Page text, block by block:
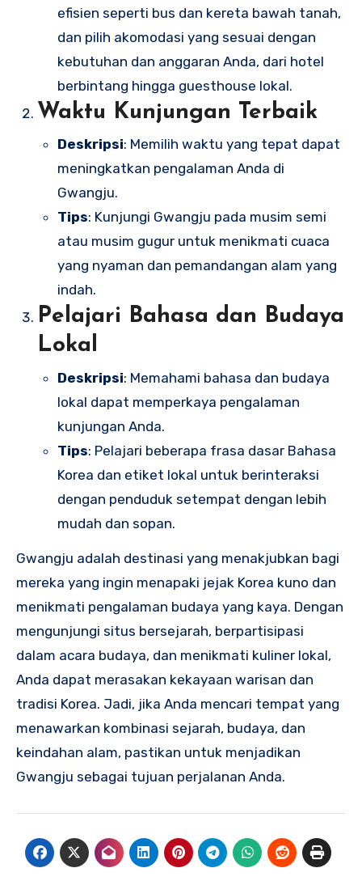
efisien seperti bus dan kereta bawah tanah,
dan pilih akomodasi yang sesuai dengan
kebutuhan dan anggaran Anda, dari hotel
berbintang hingga guesthouse lokal.
Waktu Kunjungan Terbaik
Deskripsi: Memilih waktu yang tepat dapat
meningkatkan pengalaman Anda di
Gwangju.
Tips: Kunjungi Gwangju pada musim semi
atau musim gugur untuk menikmati cuaca
yang nyaman dan pemandangan alam yang
indah.
Pelajari Bahasa dan Budaya
Lokal
Deskripsi: Memahami bahasa dan budaya
lokal dapat memperkaya pengalaman
kunjungan Anda.
Tips: Pelajari beberapa frasa dasar Bahasa
Korea dan etiket lokal untuk berinteraksi
dengan penduduk setempat dengan lebih
mudah dan sopan.
Gwangju adalah destinasi yang menakjubkan bagi
mereka yang ingin menapaki jejak Korea kuno dan
menikmati pengalaman budaya yang kaya. Dengan
mengunjungi situs bersejarah, berpartisipasi
dalam acara budaya, dan menikmati kuliner lokal,
Anda dapat merasakan kekayaan warisan dan
tradisi Korea. Jadi, jika Anda mencari tempat yang
menawarkan kombinasi sejarah, budaya, dan
keindahan alam, pastikan untuk menjadikan
Gwangju sebagai tujuan perjalanan Anda.